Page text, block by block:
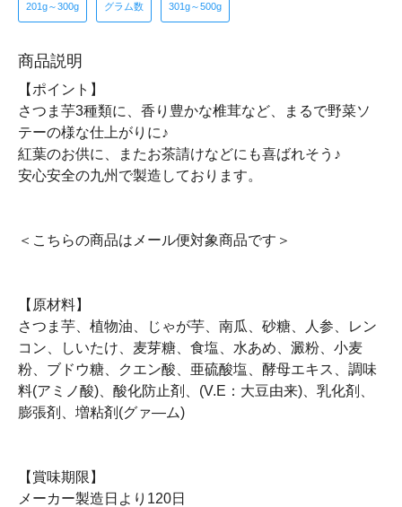
201g～300g グラム数 301g～500g
商品説明
【ポイント】
さつま芋3種類に、香り豊かな椎茸など、まるで野菜ソ
テーの様な仕上がりに♪
紅葉のお供に、またお茶請けなどにも喜ばれそう♪
安心安全の九州で製造しております。
＜こちらの商品はメール便対象商品です＞
【原材料】
さつま芋、植物油、じゃが芋、南瓜、砂糖、人参、レン
コン、しいたけ、麦芽糖、食塩、水あめ、澱粉、小麦
粉、ブドウ糖、クエン酸、亜硫酸塩、酵母エキス、調味
料(アミノ酸)、酸化防止剤、(V.E：大豆由来)、乳化剤、
膨張剤、増粘剤(グァ―ム)
【賞味期限】
メーカー製造日より120日